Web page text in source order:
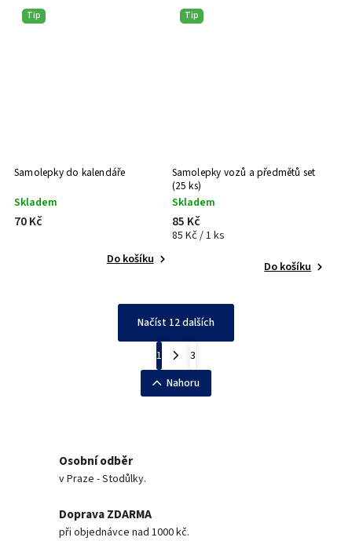
Tip
Samolepky do kalendáře
Skladem
70 Kč
Do košíku
Tip
Samolepky vozů a předmětů set
(25 ks)
Skladem
85 Kč
85 Kč / 1 ks
Do košíku
Načíst 12 dalších
1
3
Nahoru
Osobní odběr
v Praze - Stodůlky.
Doprava ZDARMA
při objednávce nad 1000 kč.